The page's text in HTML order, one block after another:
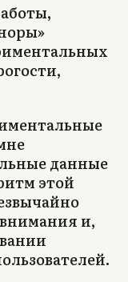
данные
этой
и,